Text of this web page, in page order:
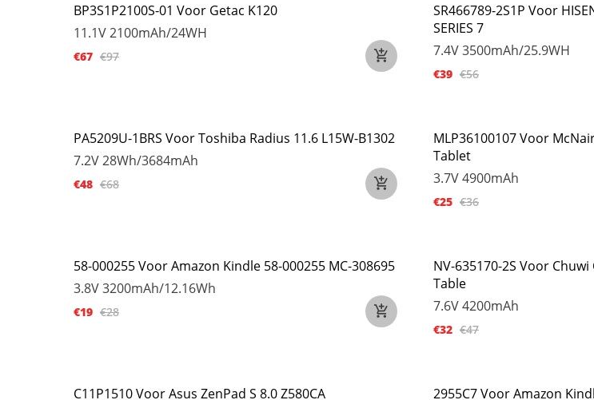
BP3S1P2100S-01 Voor Getac K120
11.1V2100mAh/24WH
€67 €97
SR466789-2S1P Voor
SERIES 7
7.4V3500mAh/25.9WH
€39 €56
PA5209U-1BRS Voor Toshiba Radius 11.6 L15W-B1302
7.2V28Wh/3684mAh
€48 €68
MLP36100107 Voor
Tablet
3.7V4900mAh
€25 €36
58-000255 Voor Amazon Kindle 58-000255 MC-308695
3.8V3200mAh/12.16Wh
€19 €28
NV-635170-2S Voor
Table
7.6V4200mAh
€32 €47
C11P1510 Voor Asus ZenPad S 8.0 Z580CA 2955C7 Voor Amazon